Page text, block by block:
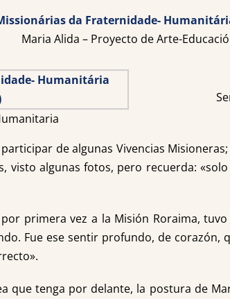
Maria Alida – Proyecto de Arte-
de algunas Vivencias
visto algunas fotos, pero recuerda: «solo
primera vez a la Misión Roraima,
Fue ese sentir profundo, de corazón,
que tenga por delante, la postura de